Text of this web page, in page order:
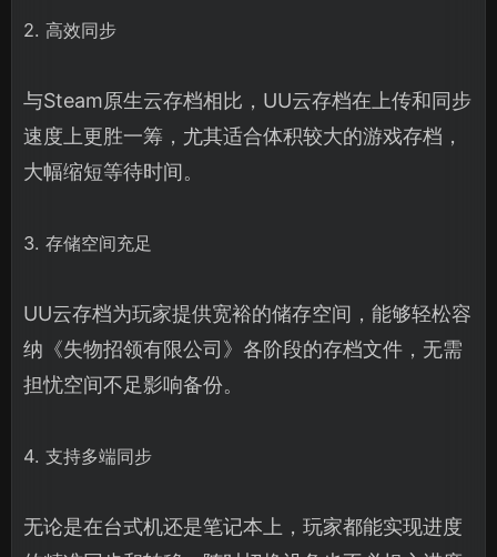
2. 高效同步
与Steam原生云存档相比，UU云存档在上传和同步
速度上更胜一筹，尤其适合体积较大的游戏存档，
大幅缩短等待时间。
3. 存储空间充足
UU云存档为玩家提供宽裕的储存空间，能够轻松容
纳《失物招领有限公司》各阶段的存档文件，无需
担忧空间不足影响备份。
4. 支持多端同步
无论是在台式机还是笔记本上，玩家都能实现进度